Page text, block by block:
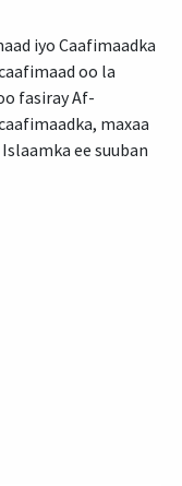
iyo Caafimaadka
oo la
fasiray Af-
maxaa
ee suuban